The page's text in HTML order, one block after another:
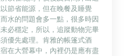
節省能源，但在晚餐及睡覺
水的問題會多一點，很多時因
必穩定，所以，追蹤動物完畢
優先處理。肯雅的帳篷式酒
在大營幕中，內裡仍是應有盡